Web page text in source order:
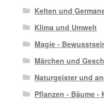
Kelten und
Klima und Umwelt
Magie -
Märchen und
Naturgeister und
Pflanzen - Bäume -